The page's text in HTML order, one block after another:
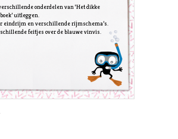
onderdelen van ‘Het dikke
uitleggen.
eindrijm en verschillende rijmschema’s.
feitjes over de blauwe vinvis.